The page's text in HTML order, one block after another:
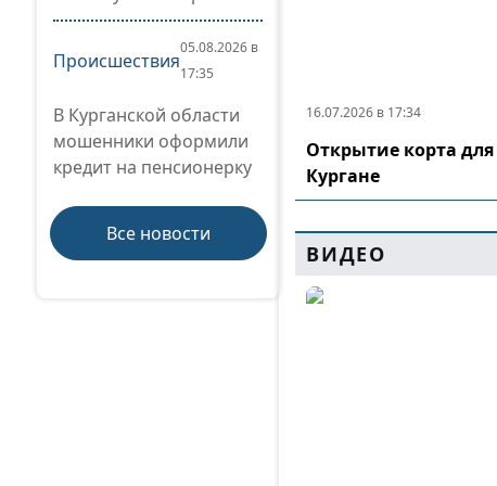
Происшествия
05.08.2026 в
17:35
В Курганской области
мошенники оформили
кредит на пенсионерку
Все новости
16.07.2026 в 17:34
Открытие корта
Кургане
ВИДЕО